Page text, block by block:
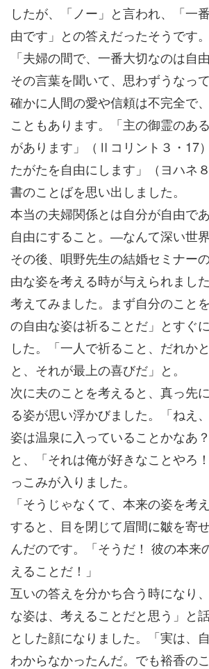
したが、「ノー」と言われ、「一
由です」との答えだったそうです。
「夫婦の間で、一番大切なのは自由
その言葉を聞いて、思わずうなっ
確かに人間の愛や信頼は不完全で
こともあります。「主の御霊のあ
があります」（Ⅱコリント３・17
たがたを自由にします」（ヨハネ
書のことばを思い出しました。
本当の夫婦関係とは自分が自由で
自由にすること。―なんて深い世
その後、唄野先生の結婚セミナー
由な姿を考える時が与えられまし
考えてみました。まず自分のこと
の自由な姿は祈ることだ」とすぐ
した。「一人で祈ること、だれか
と、それが最上の喜びだ」と。
次に夫のことを考えると、真っ先
る姿が思い浮かびました。「ねえ
姿は温泉に入っていることかなあ
と、「それは俺が好きなことやろ
っこみが入りました。
「そうじゃなくて、本来の姿を考
すると、目を閉じて眉間に皺を寄
んだのです。「そうだ！ 彼の本来
えることだ！」
互いの答えを分かち合う時になり
な姿は、考えることだと思う」と
とした顔になりました。「実は、
わからなかったんだ。でも裕香の